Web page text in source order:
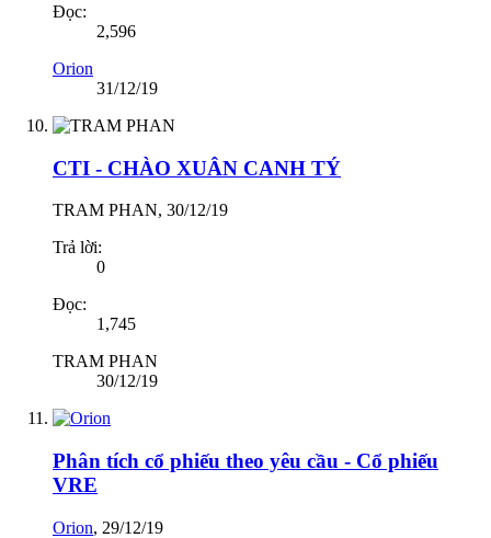
Đọc:
2,596
Orion
31/12/19
CTI - CHÀO XUÂN CANH TÝ
TRAM PHAN, 30/12/19
Trả lời:
0
Đọc:
1,745
TRAM PHAN
30/12/19
Phân tích cổ phiếu theo yêu cầu - Cổ phiếu
VRE
Orion, 29/12/19